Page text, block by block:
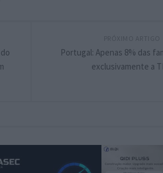
Portugal: Apenas 8% das
exclusivamente a